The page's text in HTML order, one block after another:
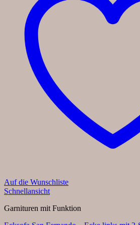
Auf die Wunschliste
Schnellansicht
Garnituren mit Funktion